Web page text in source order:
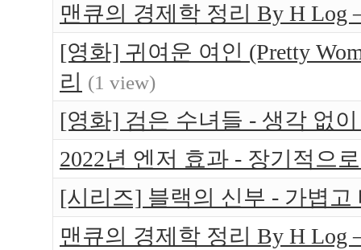
맨큐의 경제학 정리 By H Log
[영화] 귀여운 여인 (Pretty
리
(1 view)
[영화] 검은 수녀들 - 생각 없
2022년 엔저 효과 - 장기적으
[시리즈] 블랙의 신부 - 가볍
맨큐의 경제학 정리 By H Log